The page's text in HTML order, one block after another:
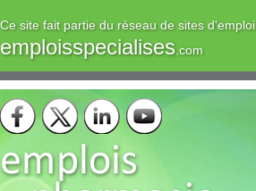
Ce site fait partie du réseau de sites d'emploi
emploisspecialises.com